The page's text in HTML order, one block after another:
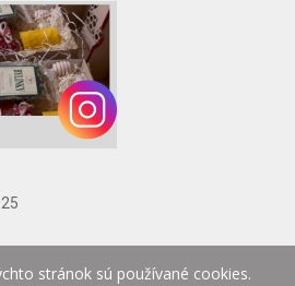
stránok sú používané cookies.